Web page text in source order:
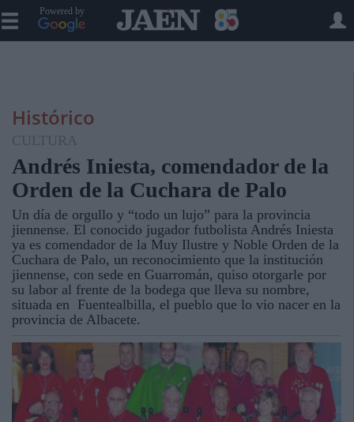
Powered by
Histórico
CULTURA
Andrés Iniesta, comendador de la
Orden de la Cuchara de Palo
Un día de orgullo y “todo un lujo” para la provincia
jiennense. El conocido jugador futbolista Andrés Iniesta
ya es comendador de la Muy Ilustre y Noble Orden de la
Cuchara de Palo, un reconocimiento que la institución
jiennense, con sede en Guarromán, quiso otorgarle por
su labor al frente de la bodega que lleva su nombre,
situada en Fuentealbilla, el pueblo que lo vio nacer en la
provincia de Albacete.